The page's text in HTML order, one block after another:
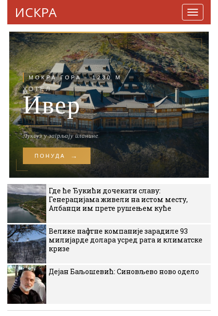
ИСКРА
Где ће Ђукићи дочекати славу:
Генерацијама живели на истом месту,
Албанци им прете рушењем куће
Велике нафтне компаније зарадиле 93
милијарде долара усред рата и климатске
кризе
Дејан Баљошевић: Синовљево ново одело